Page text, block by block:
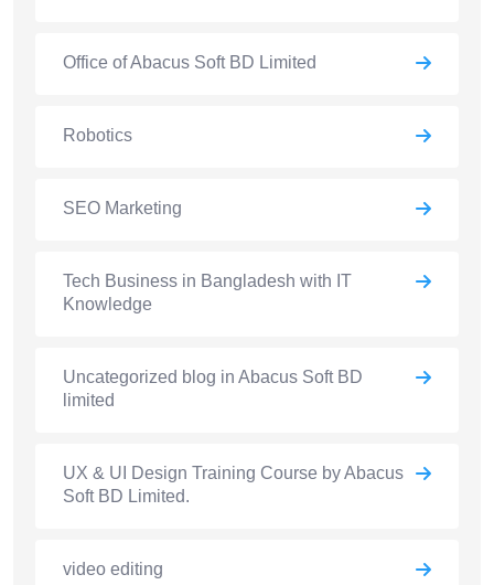
Office of Abacus Soft BD Limited
Robotics
SEO Marketing
Tech Business in Bangladesh with IT
Knowledge
Uncategorized blog in Abacus Soft BD
limited
UX & UI Design Training Course by Abacus
Soft BD Limited.
video editing